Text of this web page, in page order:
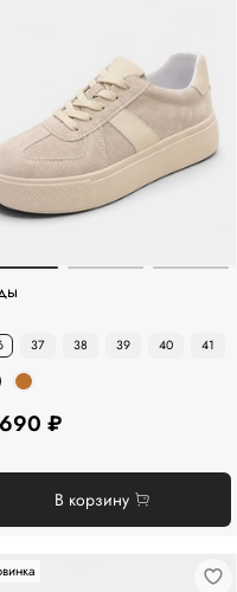
37 38 39 40 41
₽
В корзину